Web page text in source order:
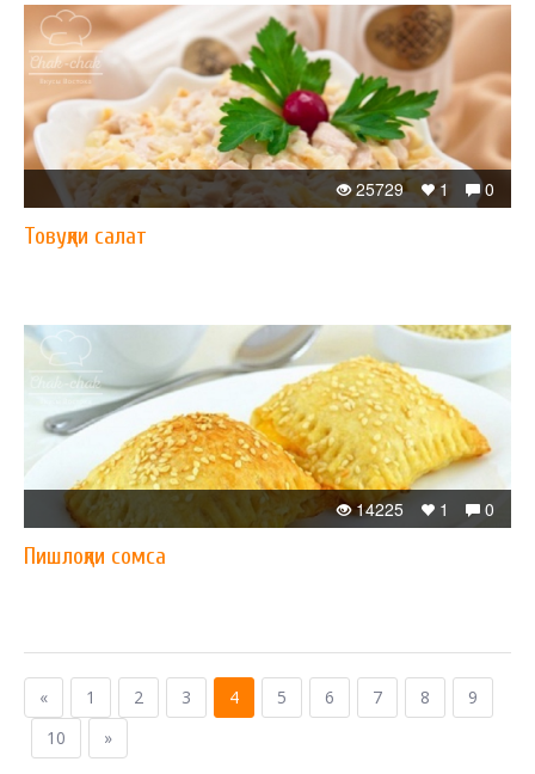
0
1
25729
Товуқли салат
0
1
14225
Пишлоқли сомса
« 1 2 3 4 5 6 7 8
9
10
»